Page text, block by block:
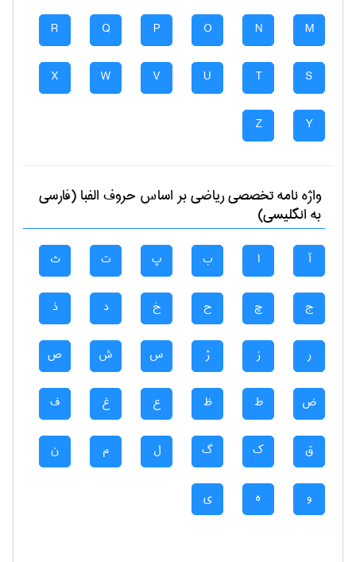
M
N
O
P
Q
R
S
T
U
V
W
X
Y
Z
واژه نامه تخصصیرياضیبر اساس حروف الفبا (فارسی
به انگلیسی)
آ ا ب پ ت ث
ج چ ح خ د ذ
ر ز ژ س ش ص
ض ط ظ ع غ ف
ق ک گ ل م ن
و ه ی